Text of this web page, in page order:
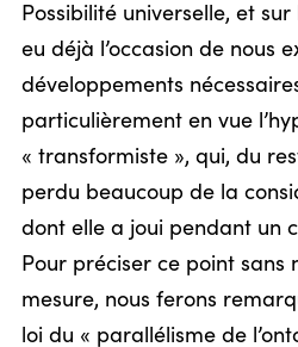
Possibilité universelle, et
eu déjà l’occasion de nous
développements
particulièrement en vue
« transformiste », qui, du
perdu beaucoup de la
dont elle a joui pendant un
Pour préciser ce point sans
mesure, nous ferons
loi du « parallélisme de